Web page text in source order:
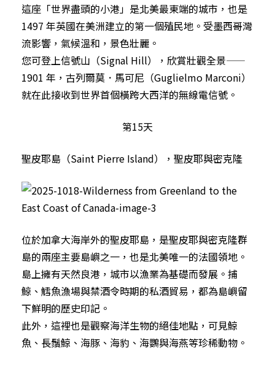
這座「世界盡頭的小港」是北美最東端的城市，也是
1497 年英國在美洲建立的第一個殖民地。受墨西哥灣
流影響，氣候溫和，景色壯麗。
您可登上信號山（Signal Hill），欣賞壯觀全景——
1901 年，古列爾莫．馬可尼（Guglielmo Marconi）
就在此接收到世界首個橫跨大西洋的無線電信號。
第15天
聖皮耶島（Saint Pierre Island），聖皮耶與密克隆
位於加拿大海岸外的聖皮耶島，是聖皮耶與密克隆群
島的兩座主要島嶼之一，也是北美唯一的法國領地。
島上擁有天然良港，城市以漁業為基礎而發展。捕
鯨、鱈魚漁場與禁酒令時期的私酒貿易，都為島嶼留
下鮮明的歷史印記。
此外，這裡也是觀察海洋生物的絕佳地點，可見鯨
魚、長鬚鯨、海豚、海豹、海鸚與海燕等珍稀動物。